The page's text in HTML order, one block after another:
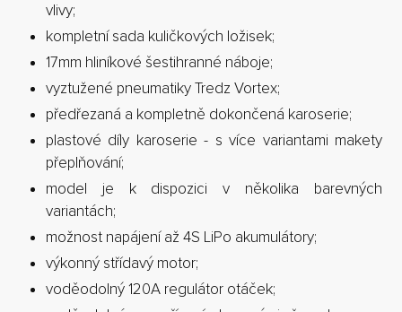
vlivy;
kompletní sada kuličkových ložisek;
17mm hliníkové šestihranné náboje;
vyztužené pneumatiky Tredz Vortex;
předřezaná a kompletně dokončená karoserie;
plastové díly karoserie - s více variantami makety
přeplňování;
model je k dispozici v několika barevných
variantách;
možnost napájení až 4S LiPo akumulátory;
výkonný střídavý motor;
voděodolný 120A regulátor otáček;